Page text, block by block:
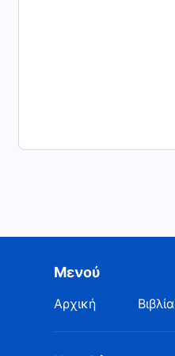
Μενού
Αρχική Βιβλία